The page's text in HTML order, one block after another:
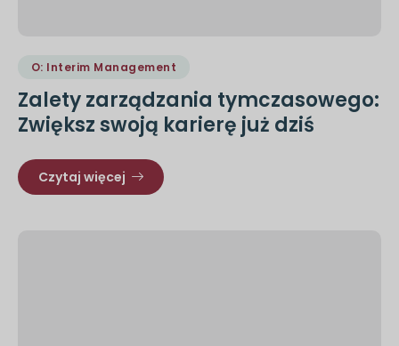
O: Interim Management
Zalety zarządzania tymczasowego:
Zwiększ swoją karierę już dziś
Czytaj więcej